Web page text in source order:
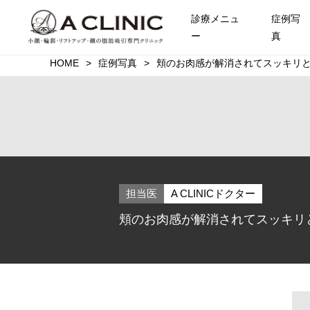
診療メニュ
ー
症例写
真
HOME 症例写真 頬のお肉感が解消されてスッキリ
担当医 A CLINICドクター
頬のお肉感が解消されてスッキ